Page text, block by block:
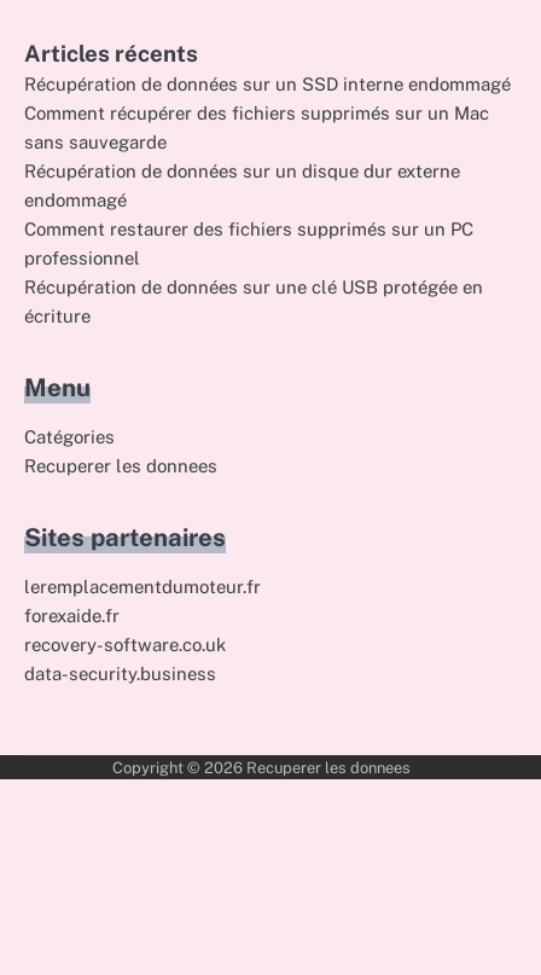
Articles récents
Récupération de données sur un SSD interne endommagé
Comment récupérer des fichiers supprimés sur un Mac
sans sauvegarde
Récupération de données sur un disque dur externe
endommagé
Comment restaurer des fichiers supprimés sur un PC
professionnel
Récupération de données sur une clé USB protégée en
écriture
Menu
Catégories
Recuperer les donnees
Sites partenaires
leremplacementdumoteur.fr
forexaide.fr
recovery-software.co.uk
data-security.business
Copyright © 2026 Recuperer les donnees